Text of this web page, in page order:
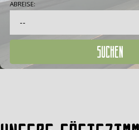
ABREISE:
SUCHEN